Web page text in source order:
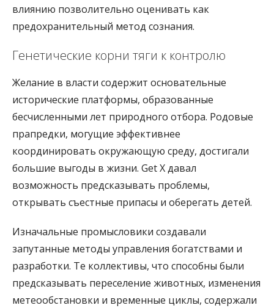
влиянию позволительно оценивать как
предохранительный метод сознания.
Генетические корни тяги к контролю
Желание в власти содержит основательные
исторические платформы, образованные
бесчисленными лет природного отбора. Родовые
прапредки, могущие эффективнее
координировать окружающую среду, достигали
большие выгоды в жизни. Get X давал
возможность предсказывать проблемы,
открывать съестные припасы и оберегать детей.
Изначальные промысловики создавали
запутанные методы управления богатствами и
разработки. Те коллективы, что способны были
предсказывать переселение животных, изменения
метеообстановки и временные циклы, содержали